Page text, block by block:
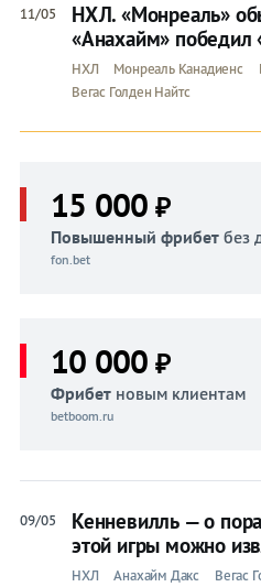
11/05
НХЛ. «Монреаль»
«Анахайм» победил
НХЛ Монреаль Канадиенс
Вегас Голден Найтс
15 000 ₽
Повышенный фрибетбез
fon.bet
10 000 ₽
Фрибетновым клиентам
betboom.ru
09/05
Кенневилль — о
этой игры можно
НХЛ Анахайм Дакс Вегас